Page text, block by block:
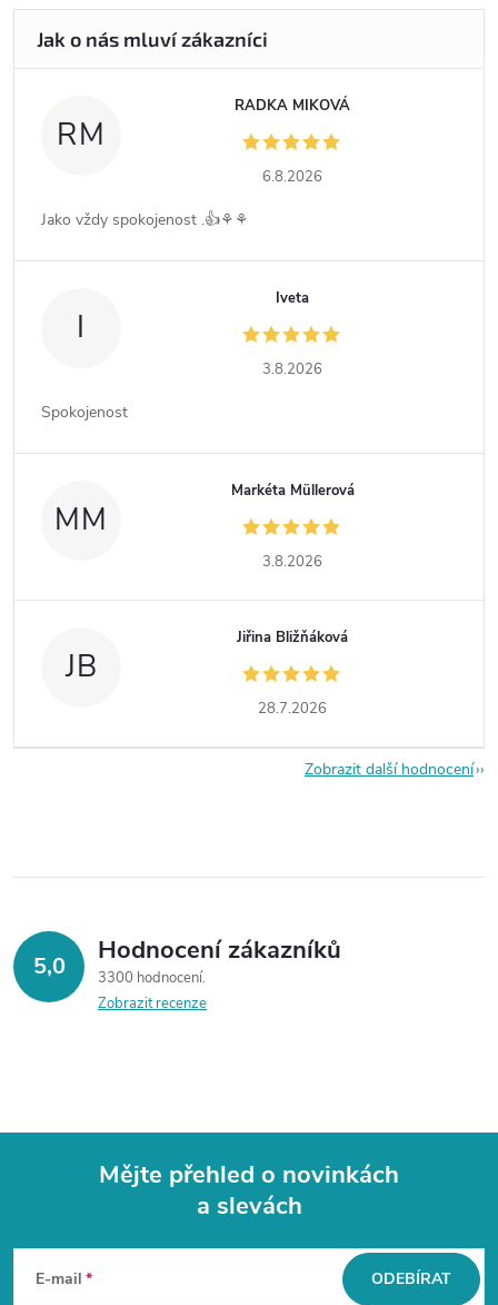
RM
RADKA MIKOVÁ
6.8.2026
Jako vždy spokojenost .👍⚘️⚘️
I
Iveta
3.8.2026
Spokojenost
MM
Markéta Müllerová
3.8.2026
JB
Jiřina Bližňáková
28.7.2026
Zobrazit další hodnocení
5,0 Hodnocení zákazníků
3300 hodnocení
Zobrazit recenze
Mějte přehled o novinkách
a slevách
E-mail ODEBÍRAT